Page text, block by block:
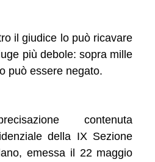
il giudice lo può ricavare
più debole: sopra mille
può essere negato.
contenuta
della IX Sezione
emessa il 22 maggio